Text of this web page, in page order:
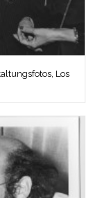
Los